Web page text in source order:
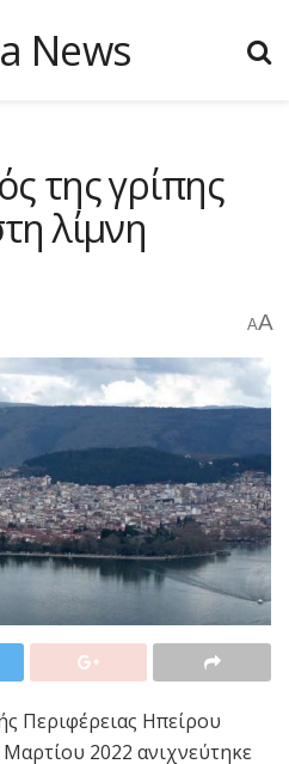
της γρίπης
λίμνη
AA
Περιφέρειας Ηπείρου
2022 ανιχνεύτηκε